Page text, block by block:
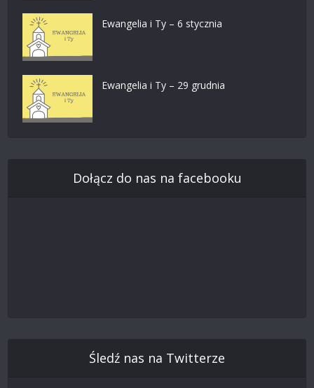
Ewangelia i Ty – 6 stycznia
Ewangelia i Ty – 29 grudnia
Dołącz do nas na facebooku
Śledź nas na Twitterze